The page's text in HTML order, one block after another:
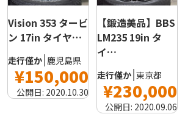
Vision 353 タービ
ン 17in タイヤ…
走行僅か 鹿児島県
¥150,000
公開日: 2020.10.30
【鍛造美品】BBS
LM235 19in タ
イ…
走行僅か 東京都
¥230,000
公開日: 2020.09.06